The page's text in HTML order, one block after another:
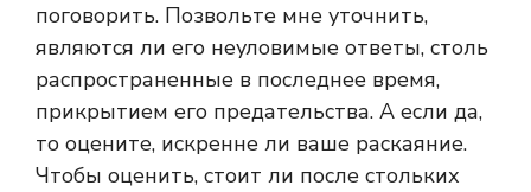
поговорить. Позвольте мне уточнить,
являются ли его неуловимые ответы, столь
распространенные в последнее время,
прикрытием его предательства. А если да,
то оцените, искренне ли ваше раскаяние.
Чтобы оценить, стоит ли после стольких